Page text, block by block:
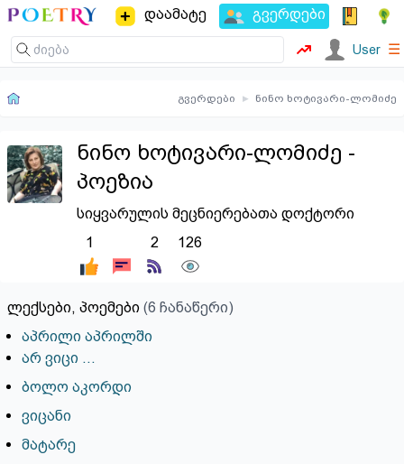
დაამატე გვერდები
User ☰
გვერდები ▸ ნინო ხოტივარი-ლომიძე
ნინო ხოტივარი-ლომიძე -
პოეზია
სიყვარულის მეცნიერებათა დოქტორი
1
2 126
ლექსები, პოემები (6 ჩანაწერი)
აპრილი აპრილში
არ ვიცი ...
ბოლო აკორდი
ვიცანი
მატარე